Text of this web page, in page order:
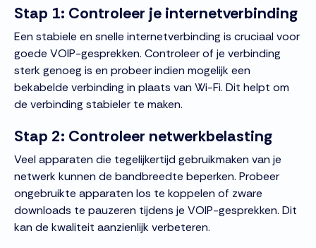
Stap 1: Controleer je internetverbinding
Een stabiele en snelle internetverbinding is cruciaal voor
goede VOIP-gesprekken. Controleer of je verbinding
sterk genoeg is en probeer indien mogelijk een
bekabelde verbinding in plaats van Wi-Fi. Dit helpt om
de verbinding stabieler te maken.
Stap 2: Controleer netwerkbelasting
Veel apparaten die tegelijkertijd gebruikmaken van je
netwerk kunnen de bandbreedte beperken. Probeer
ongebruikte apparaten los te koppelen of zware
downloads te pauzeren tijdens je VOIP-gesprekken. Dit
kan de kwaliteit aanzienlijk verbeteren.